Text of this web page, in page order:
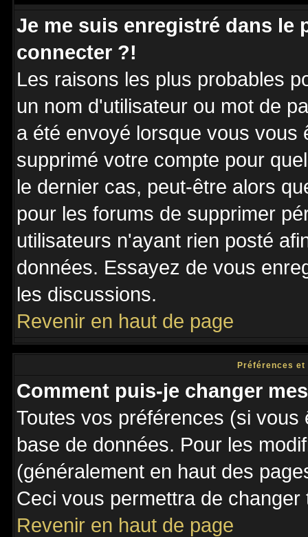
Je me suis enregistré dans le
connecter ?!
Les raisons les plus probables
un nom d'utilisateur ou mot de
a été envoyé lorsque vous
supprimé votre compte pour
le dernier cas, peut-être alors
pour les forums de supprimer
utilisateurs n'ayant rien posté
données. Essayez de vous
les discussions.
Revenir en haut de page
Préférences
Comment puis-je changer
Toutes vos préférences (si
base de données. Pour les
(généralement en haut des
Ceci vous permettra de
Revenir en haut de page